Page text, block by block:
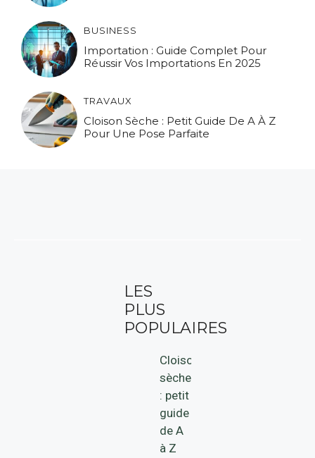
BUSINESS
Importation : Guide Complet Pour
Réussir Vos Importations En 2025
TRAVAUX
Cloison Sèche : Petit Guide De A À Z
Pour Une Pose Parfaite
LES
PLUS
POPULAIRES
Cloison
sèche
: petit
guide
de A
à Z